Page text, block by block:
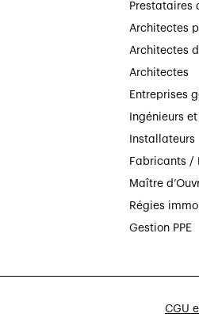
Prestataires
Architectes
Architectes
Architectes
Entreprises
Ingénieurs
Installateurs
Fabricants /
Maître
Régies
Gestion PPE
CGU